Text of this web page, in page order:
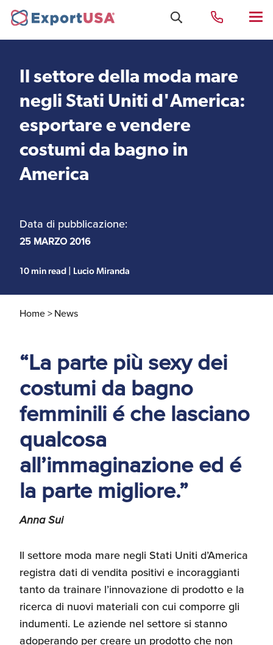
Uffici e Team Exportusa
di Rimini
Uffici e Team
ExportUSA a New York
ExportUSA a Bruxelles
Perchè gli Stati Uniti
Manuale pratico sul
commercio con gli USA
ExportUSA ottiene la
licenza per richiedere
gli ITIN
Recensioni delle
aziende italiane
assistite da ExportUSA
Costituzione società e
compliance
Visti USA
Servizi Expat Italiani
Logistica
FDA
Ricerca Distributori di
Macchinari Industriali
Internazionalizzazione
e Accesso al Mercato
Apertura Ristoranti
Il settore della moda mare
negli Stati Uniti d'America:
esportare e vendere
costumi da bagno in
America
Data di pubblicazione:
25 MARZO 2016
10 min read | Lucio Miranda
Home >News
“La parte più sexy dei
costumi da bagno
femminili é che lasciano
qualcosa
all’immaginazione ed é
la parte migliore.”
Anna Sui
Il settore moda mare negli Stati Uniti d’America
registra dati di vendita positivi e incoraggianti
tanto da trainare l’innovazione di prodotto e la
ricerca di nuovi materiali con cui comporre gli
indumenti. Le aziende nel settore si stanno
adoperando per creare un prodotto che non